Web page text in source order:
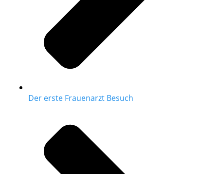
Der erste Frauenarzt Besuch